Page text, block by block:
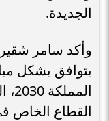
الجديدة.
وأكد سامر شقير
يتوافق بشكل
القطاع الخاص